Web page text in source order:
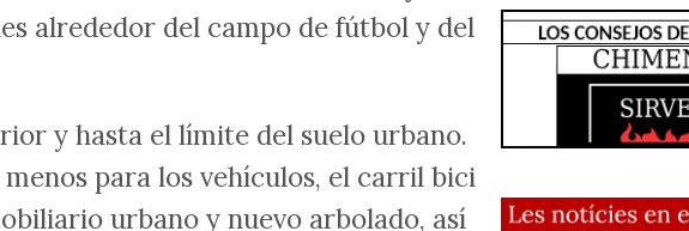
alrededor del campo de fútbol y del
y hasta el límite del suelo urbano.
para los vehículos, el carril bici
urbano y nuevo arbolado, así